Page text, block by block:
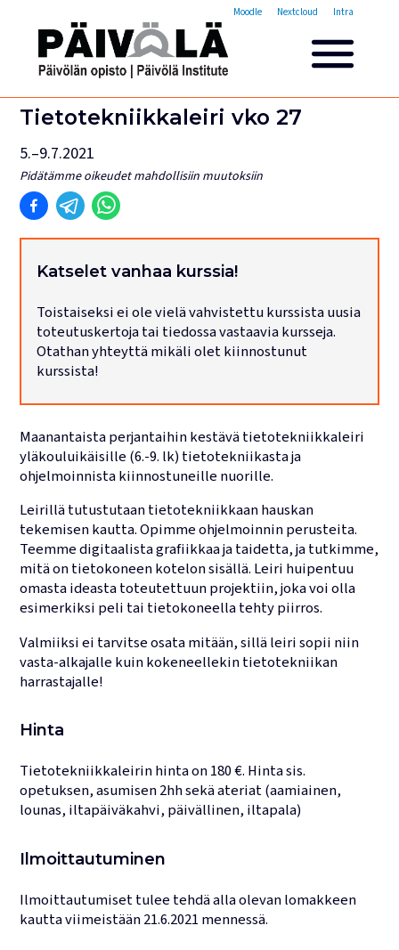
Moodle Nextcloud Intra
Yleisakatemia
Lyhytkurssit
Päivölän opisto
Opiskelijatarinoita
Tilat ja majoitus
Kokous- ja juhlatilat
Tarjoilut ja ruokailut
Leirit
Lukujärjestykset
Tietotekniikkaleiri vko 27
5.–9.7.2021
Pidätämme oikeudet mahdollisiin muutoksiin
Katselet vanhaa kurssia!
Toistaiseksi ei ole vielä vahvistettu kurssista uusia
toteutuskertoja tai tiedossa vastaavia kursseja.
Otathan yhteyttä mikäli olet kiinnostunut
kurssista!
Maanantaista perjantaihin kestävä tietotekniikkaleiri
yläkouluikäisille (6.-9. lk) tietotekniikasta ja
ohjelmoinnista kiinnostuneille nuorille.
Leirillä tutustutaan tietotekniikkaan hauskan
tekemisen kautta. Opimme ohjelmoinnin perusteita.
Teemme digitaalista grafiikkaa ja taidetta, ja tutkimme,
mitä on tietokoneen kotelon sisällä. Leiri huipentuu
omasta ideasta toteutettuun projektiin, joka voi olla
esimerkiksi peli tai tietokoneella tehty piirros.
Valmiiksi ei tarvitse osata mitään, sillä leiri sopii niin
vasta-alkajalle kuin kokeneellekin tietotekniikan
harrastajalle!
Hinta
Tietotekniikkaleirin hinta on 180 €. Hinta sis.
opetuksen, asumisen 2hh sekä ateriat (aamiainen,
lounas, iltapäiväkahvi, päivällinen, iltapala)
Ilmoittautuminen
Ilmoittautumiset tulee tehdä alla olevan lomakkeen
kautta viimeistään 21.6.2021 mennessä.